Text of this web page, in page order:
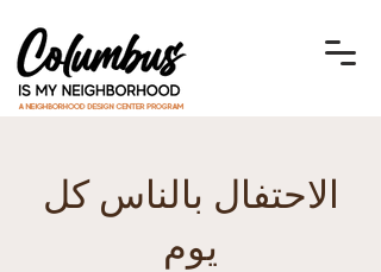
الاحتفال بالناس كل
يوم